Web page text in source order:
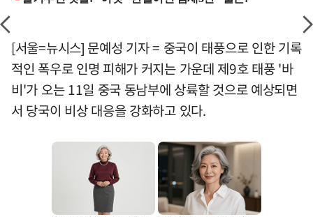
[서울=뉴시스] 문예성 기자 = 중국이 태풍으로 인한 기록
적인 폭우로 인명 피해가 커지는 가운데 제9호 태풍 '바
비'가 오는 11일 중국 동남부에 상륙할 것으로 예상되면
서 당국이 비상 대응을 강화하고 있다.